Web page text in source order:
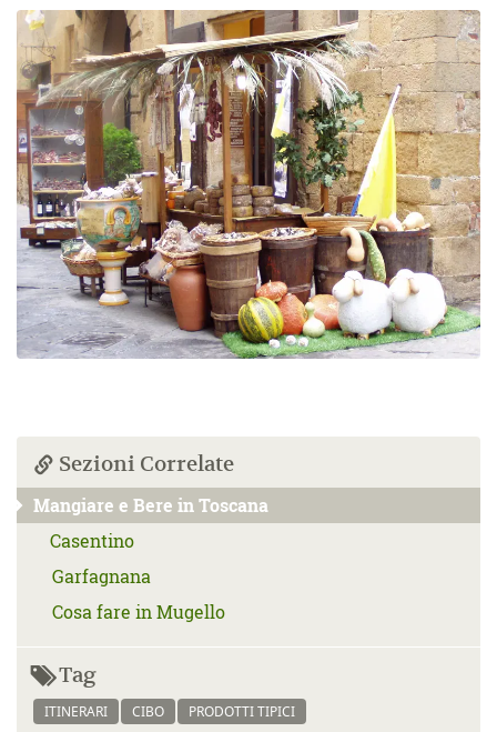
Sezioni Correlate
Mangiare e Bere in Toscana
Casentino
Garfagnana
Cosa fare in Mugello
Tag
ITINERARI CIBO PRODOTTI TIPICI